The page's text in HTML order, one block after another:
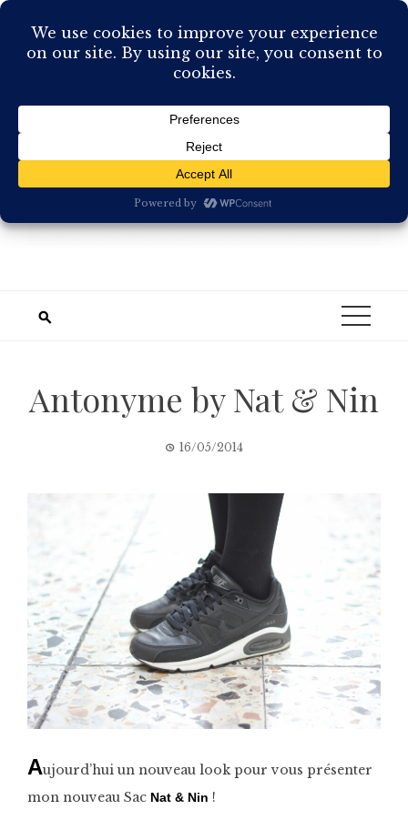
Skip
content
Antonyme by Nat & Nin
16/05/2014
Aujourd’hui un nouveau look pour vous présenter
mon nouveau Sac Nat & Nin !